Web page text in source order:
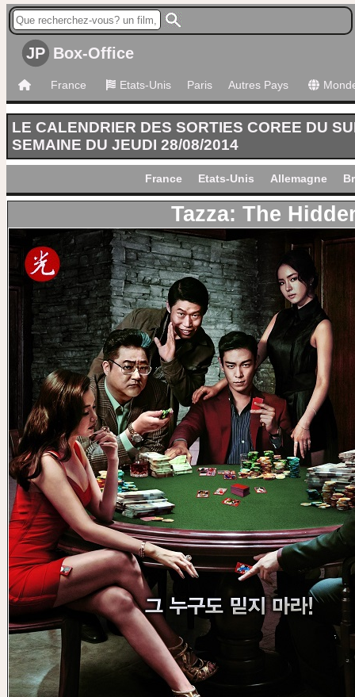
JP Box-Office
France Etats-Unis Paris Autres Pays
LE CALENDRIER DES SORTIES COREE DU
SEMAINE DU JEUDI 28/08/2014
France Etats-Unis Allemagne
Tazza: The